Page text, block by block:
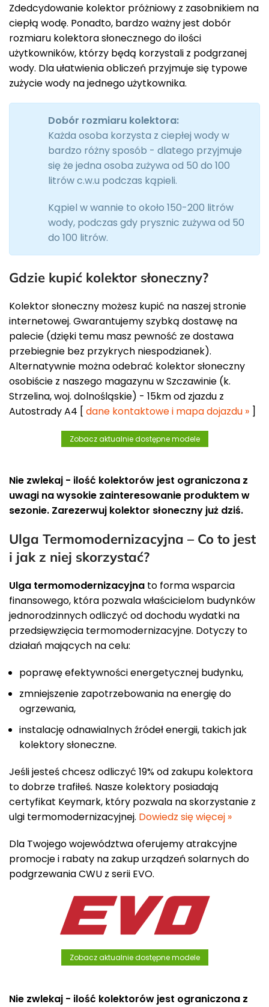
Zdedcydowanie kolektor próżniowy z zasobnikiem na
ciepłą wodę. Ponadto, bardzo ważny jest dobór
rozmiaru kolektora słonecznego do ilości
użytkowników, którzy będą korzystali z podgrzanej
wody. Dla ułatwienia obliczeń przyjmuje się typowe
zużycie wody na jednego użytkownika.
Dobór rozmiaru kolektora:
Każda osoba korzysta z ciepłej wody w
bardzo różny sposób - dlatego przyjmuje
się że jedna osoba zużywa od 50 do 100
litrów c.w.u podczas kąpieli.
Kąpiel w wannie to około 150-200 litrów
wody, podczas gdy prysznic zużywa od 50
do 100 litrów.
Gdzie kupić kolektor słoneczny?
Kolektor słoneczny możesz kupić na naszej stronie
internetowej. Gwarantujemy szybką dostawę na
palecie (dzięki temu masz pewność ze dostawa
przebiegnie bez przykrych niespodzianek).
Alternatywnie można odebrać kolektor słoneczny
osobiście z naszego magazynu w Szczawinie (k.
Strzelina, woj. dolnośląskie) - 15km od zjazdu z
Autostrady A4 [ dane kontaktowe i mapa dojazdu » ]
Zobacz aktualnie dostępne modele
Nie zwlekaj - ilość kolektorów jest ograniczona z
uwagi na wysokie zainteresowanie produktem w
sezonie. Zarezerwuj kolektor słoneczny już dziś.
Ulga Termomodernizacyjna – Co to jest
i jak z niej skorzystać?
Ulga termomodernizacyjna to forma wsparcia
finansowego, która pozwala właścicielom budynków
jednorodzinnych odliczyć od dochodu wydatki na
przedsięwzięcia termomodernizacyjne. Dotyczy to
działań mających na celu:
poprawę efektywności energetycznej budynku,
zmniejszenie zapotrzebowania na energię do
ogrzewania,
instalację odnawialnych źródeł energii, takich jak
kolektory słoneczne.
Jeśli jesteś chcesz odliczyć 19% od zakupu kolektora
to dobrze trafiłeś. Nasze kolektory posiadają
certyfikat Keymark, który pozwala na skorzystanie z
ulgi termomodernizacyjnej. Dowiedz się więcej »
Dla Twojego województwa oferujemy atrakcyjne
promocje i rabaty na zakup urządzeń solarnych do
podgrzewania CWU z serii EVO.
Zobacz aktualnie dostępne modele
Nie zwlekaj - ilość kolektorów jest ograniczona z